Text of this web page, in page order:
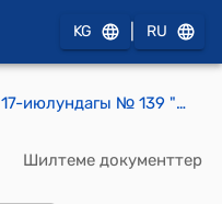
KG RU
КР 2014-жылдын 17-июлундагы № 139 "Мамлекеттик жана муниципалдык кызмат көрсөтүүлөр жөнүндө" Мыйзамы
Шилтеме документтер